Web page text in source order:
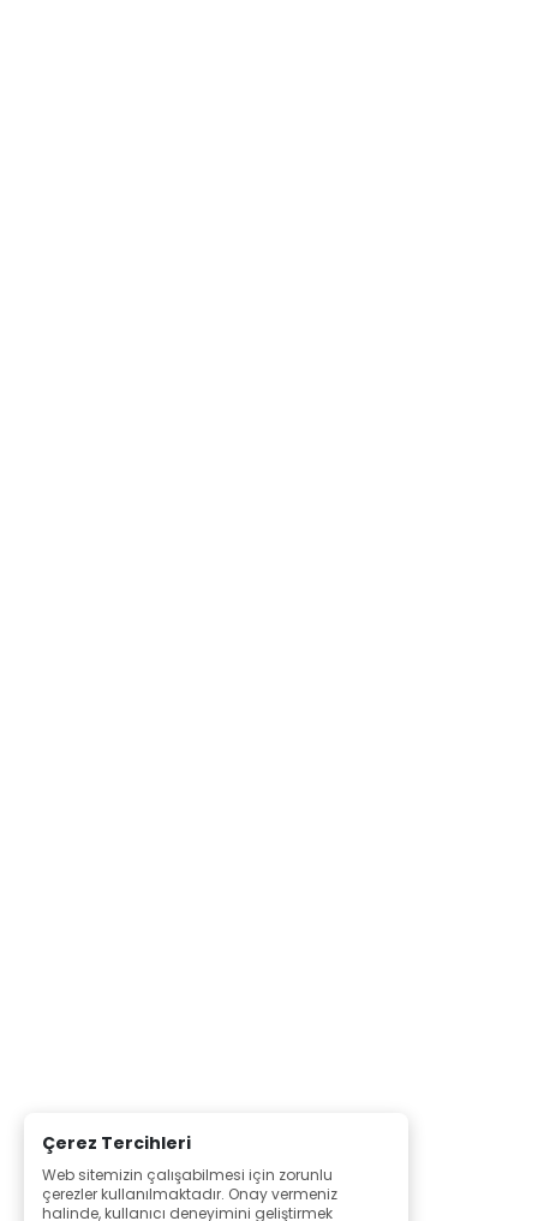
Çerez Tercihleri
Web sitemizin çalışabilmesi için zorunlu
çerezler kullanılmaktadır. Onay vermeniz
halinde, kullanıcı deneyimini geliştirmek